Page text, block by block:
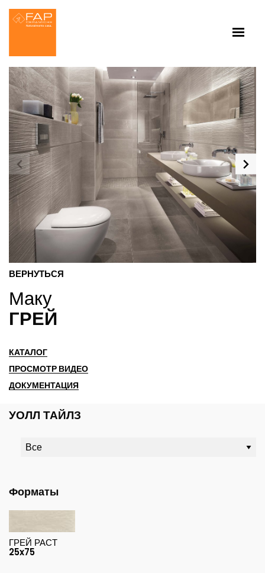
ВЕРНУТЬСЯ
Маку
ГРЕЙ
КАТАЛОГ
ПРОСМОТР ВИДЕО
ДОКУМЕНТАЦИЯ
УОЛЛ ТАЙЛЗ
Форматы
ГРЕЙ РАСТ
25x75